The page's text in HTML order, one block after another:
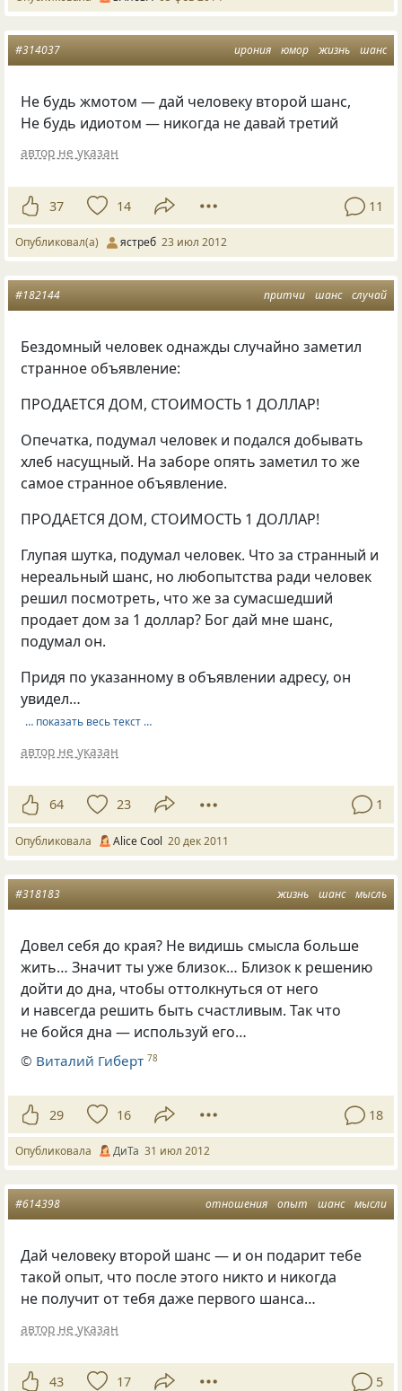
ирония юмор жизнь шанс
#314037
Не будь жмотом — дай человеку второй шанс,
Не будь идиотом — никогда не давай третий
автор не указан
37 14 11
Опубликовал(а) ястреб 23 июл 2012
притчи шанс случай
#182144
Бездомный человек однажды случайно заметил
странное объявление:
ПРОДАЕТСЯ ДОМ, СТОИМОСТЬ 1 ДОЛЛАР!
Опечатка, подумал человек и подался добывать
хлеб насущный. На заборе опять заметил то же
самое странное объявление.
ПРОДАЕТСЯ ДОМ, СТОИМОСТЬ 1 ДОЛЛАР!
Глупая шутка, подумал человек. Что за странный и
нереальный шанс, но любопытства ради человек
решил посмотреть, что же за сумасшедший
продает дом за 1 доллар? Бог дай мне шанс,
подумал он.
Придя по указанному в объявлении адресу, он
увидел…
… показать весь текст …
автор не указан
64 23 1
Опубликовала Alice Cool 20 дек 2011
жизнь шанс мысль
#318183
Довел себя до края? Не видишь смысла больше
жить… Значит ты уже близок… Близок к решению
дойти до дна, чтобы оттолкнуться от него
и навсегда решить быть счастливым. Так что
не бойся дна — используй его…
© Виталий Гиберт 78
29 16 18
Опубликовала ДиТа 31 июл 2012
отношения опыт шанс мысли
#614398
Дай человеку второй шанс — и он подарит тебе
такой опыт, что после этого никто и никогда
не получит от тебя даже первого шанса…
автор не указан
43 17 5